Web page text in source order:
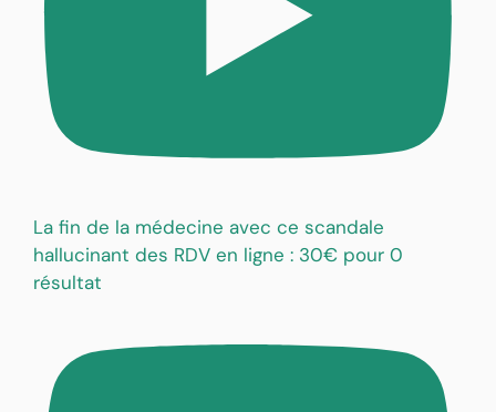
La fin de la médecine avec ce scandale
hallucinant des RDV en ligne : 30€ pour 0
résultat